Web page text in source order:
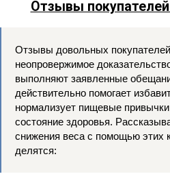
Отзывы
Отзывы довольных
неопровержимое
выполняют заявленные
действительно помогает
нормализует пищевые
состояние здоровья.
снижения веса с помощью этих
делятся: